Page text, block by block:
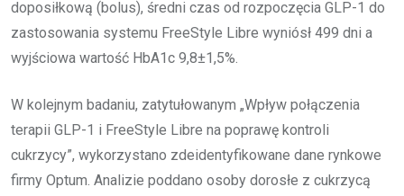
doposiłkową (bolus), średni czas od rozpoczęcia GLP-1 do
zastosowania systemu FreeStyle Libre wyniósł 499 dni a
wyjściowa wartość HbA1c 9,8±1,5%.
W kolejnym badaniu, zatytułowanym „Wpływ połączenia
terapii GLP-1 i FreeStyle Libre na poprawę kontroli
cukrzycy”, wykorzystano zdeidentyfikowane dane rynkowe
firmy Optum. Analizie poddano osoby dorosłe z cukrzycą